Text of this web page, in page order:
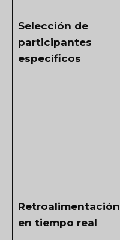
Selección de
participantes
específicos
Retroalimentación
en tiempo real